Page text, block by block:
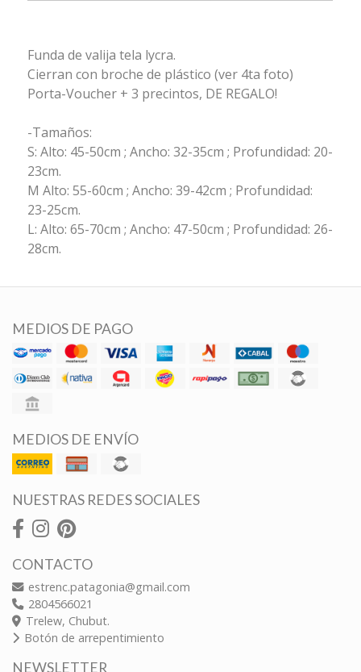
Funda de valija tela lycra.
Cierran con broche de plástico (ver 4ta foto)
Porta-Voucher + 3 precintos, DE REGALO!
-Tamaños:
S: Alto: 45-50cm ; Ancho: 32-35cm ; Profundidad: 20-
23cm.
M Alto: 55-60cm ; Ancho: 39-42cm ; Profundidad:
23-25cm.
L: Alto: 65-70cm ; Ancho: 47-50cm ; Profundidad: 26-
28cm.
MEDIOS DE PAGO
MEDIOS DE ENVÍO
NUESTRAS REDES SOCIALES
CONTACTO
estrenc.patagonia@gmail.com
2804566021
Trelew, Chubut.
Botón de arrepentimiento
NEWSLETTER